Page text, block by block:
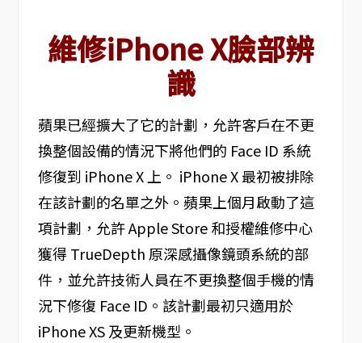
維修iPhone X臉部辨
識
蘋果已經擴大了它的計劃，允許客戶在不更
換整個設備的情況下將他們的 Face ID 系統
修復到 iPhone X 上。 iPhone X 最初被排除
在該計劃的名單之外。蘋果上個月啟動了這
項計劃，允許 Apple Store 和授權維修中心
獲得 TrueDepth 原深感攝像鏡頭系統的部
件，並允許技術人員在不更換整個手機的情
況下修復 Face ID‌。該計劃最初只適用於‌
iPhone‌ XS 及更新機型。